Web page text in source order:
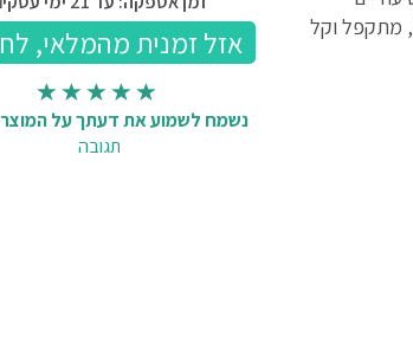
מתקפל וקל
נשמח לשמוע את דעתך על המוצר
תגובה